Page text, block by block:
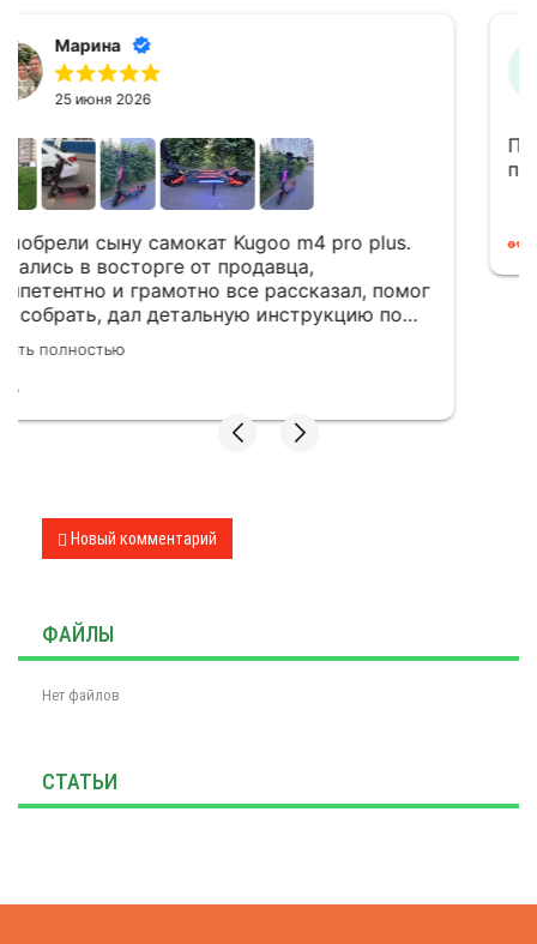
Михаил Б.
15 июня 2026
Приобретали электросамокат. Всё очень
понравилось. Отличные сотрудники!
Нет файлов
СТАТЬИ
Закажите звонок, менеджер перезвонит вас в течении